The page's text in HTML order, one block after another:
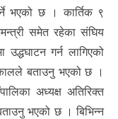
भएको छ । कार्तिक ९
समेत रहेका संघिय
गर्न लागिएको
बताउनु भएको छ ।
अध्यक्ष अतिरिक्त
भएको छ । बिभिन्न